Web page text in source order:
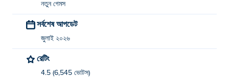
নতুন গেমস
সর্বশেষ আপডেট
জুলাই ২০২৬
রেটিং
4.5 (6,545 ভোটস)